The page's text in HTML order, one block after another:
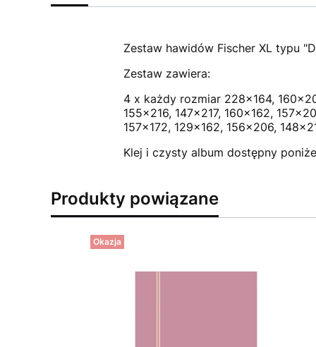
Zestaw hawidów Fischer XL typu
Zestaw zawiera:
4 x każdy rozmiar 228x164,
155x216, 147x217, 160x162,
157x172, 129x162, 156x206,
Klej i czysty album dostępny
Produkty powiązane
Okazja